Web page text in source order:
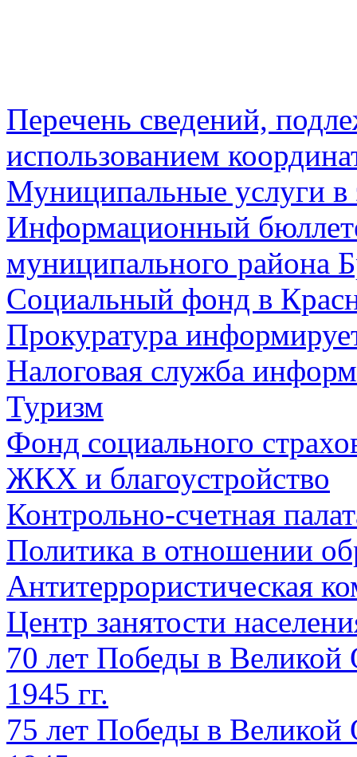
Перечень сведений,
использованием
Муниципальные услуги в
Информационный
муниципального района
Социальный фонд в
Прокуратура
Налоговая служба
Туризм
Фонд социального
ЖКХ и благоустройство
Контрольно-счетная
Политика в отношении
Антитеррористическая
Центр занятости
70 лет Победы в Великой
1945 гг.
75 лет Победы в Великой